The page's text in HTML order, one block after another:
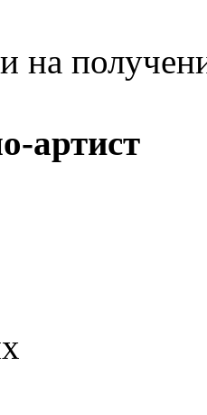
на
артист